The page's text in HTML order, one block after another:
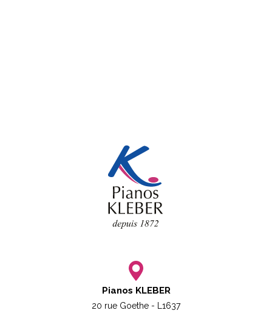
Pianos KLEBER
20 rue Goethe - L1637